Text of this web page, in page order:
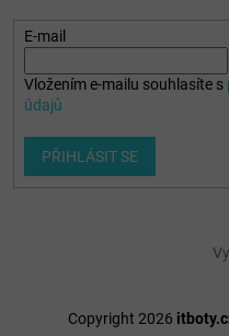
E-mail
Vložením e-mailu souhlasíte s
údajů
PŘIHLÁSIT SE
Copyright 2026